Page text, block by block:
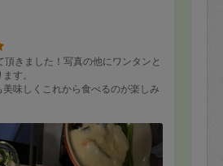
きました！写真の他にワンタンと
す。
味しくこれから食べるのが楽しみ
犬にも優しく接していただき、料理
、とても楽しい3時間を過ごさせても
す。ありがとうございました。